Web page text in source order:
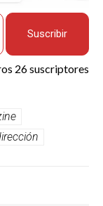
Suscribir
26 suscriptores